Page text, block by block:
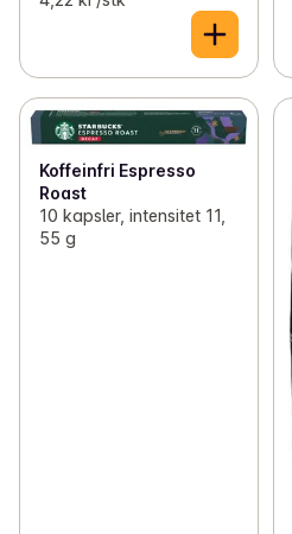
Koffeinfri Espresso
Roast
10 kapsler, intensitet 11,
55 g